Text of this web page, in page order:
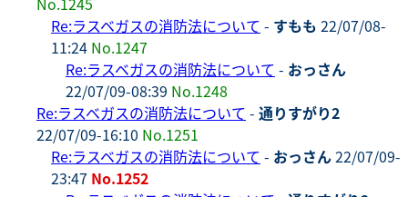
Re:ラスベガスの消防法について - すもも 22/07/08-
11:24 No.1247
Re:ラスベガスの消防法について - おっさん
22/07/09-08:39 No.1248
Re:ラスベガスの消防法について - 通りすがり2
22/07/09-16:10 No.1251
Re:ラスベガスの消防法について - おっさん22/07/09-
23:47 No.1252